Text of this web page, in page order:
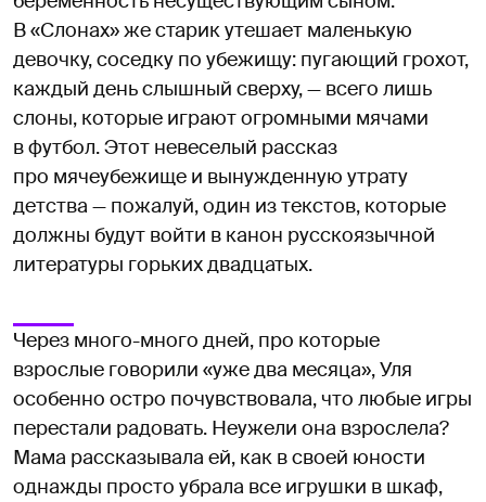
В «Слонах» же старик утешает маленькую
девочку, соседку по убежищу: пугающий грохот,
каждый день слышный сверху, — всего лишь
слоны, которые играют огромными мячами
в футбол. Этот невеселый рассказ
про мячеубежище и вынужденную утрату
детства — пожалуй, один из текстов, которые
должны будут войти в канон русскоязычной
литературы горьких двадцатых.
Через много-много дней, про которые
взрослые говорили «уже два месяца», Уля
особенно остро почувствовала, что любые игры
перестали радовать. Неужели она взрослела?
Мама рассказывала ей, как в своей юности
однажды просто убрала все игрушки в шкаф,